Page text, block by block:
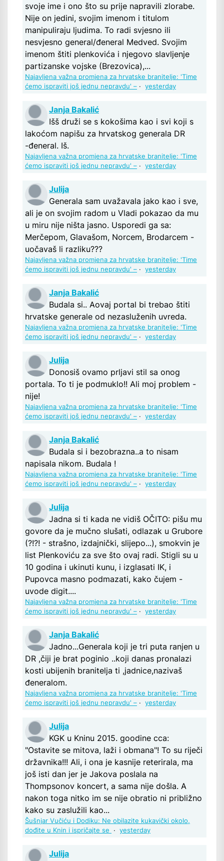
svoje ime i ono što su prije napravili zlorabe.
Nije on jedini, svojim imenom i titulom
manipuliraju ljudima. To radi svjesno ili
nesvjesno general/đeneral Medved. Svojim
imenom štiti plenkovića i njegovo slavljenje
partizanske vojske (Brezovica),...
Najavljena važna promjena za hrvatske branitelje: 'Time
ćemo ispraviti još jednu nepravdu' – · yesterday
Janja Bakalić
Išš druži se s kokošima kao i svi koji s
lakoćom napišu za hrvatskog generala DR
-đeneral. Iš.
Najavljena važna promjena za hrvatske branitelje: 'Time
ćemo ispraviti još jednu nepravdu' – · yesterday
Julija
Generala sam uvažavala jako kao i sve,
ali je on svojim radom u Vladi pokazao da mu
u miru nije ništa jasno. Usporedi ga sa:
Merčepom, Glavašom, Norcem, Brodarcem -
uočavaš li razliku???
Najavljena važna promjena za hrvatske branitelje: 'Time
ćemo ispraviti još jednu nepravdu' – · yesterday
Janja Bakalić
Budala si.. Aovaj portal bi trebao štiti
hrvatske generale od nezasluženih uvreda.
Najavljena važna promjena za hrvatske branitelje: 'Time
ćemo ispraviti još jednu nepravdu' – · yesterday
Julija
Donosiš ovamo prljavi stil sa onog
portala. To ti je podmuklo!! Ali moj problem -
nije!
Najavljena važna promjena za hrvatske branitelje: 'Time
ćemo ispraviti još jednu nepravdu' – · yesterday
Janja Bakalić
Budala si i bezobrazna..a to nisam
napisala nikom. Budala !
Najavljena važna promjena za hrvatske branitelje: 'Time
ćemo ispraviti još jednu nepravdu' – · yesterday
Julija
Jadna si ti kada ne vidiš OČITO: pišu mu
govore da je mučno slušati, odlazak u Grubore
(?!?! - strašno, izdajnički, slijepo...), smokvin je
list Plenkoviću za sve što ovaj radi. Stigli su u
10 godina i ukinuti kunu, i izglasati IK, i
Pupovca masno podmazati, kako čujem -
uvode digit....
Najavljena važna promjena za hrvatske branitelje: 'Time
ćemo ispraviti još jednu nepravdu' – · yesterday
Janja Bakalić
Jadno...Generala koji je tri puta ranjen u
DR ,čiji je brat poginio ..koji danas pronalazi
kosti ubijenih branitelja ti ,jadnice,nazivaš
đeneralom.
Najavljena važna promjena za hrvatske branitelje: 'Time
ćemo ispraviti još jednu nepravdu' – · yesterday
Julija
KGK u Kninu 2015. goodine cca:
"Ostavite se mitova, laži i obmana"! To su riječi
državnika!!! Ali, i ona je kasnije reterirala, ma
još isti dan jer je Jakova poslala na
Thompsonov koncert, a sama nije došla. A
nakon toga nitko im se nije obratio ni približno
kako su zaslužili kao...
Šušnjar Vučiću i Dodiku: Ne obilazite kukavički okolo,
dođite u Knin i ispričajte se
· yesterday
Julija